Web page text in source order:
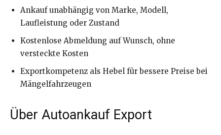
Ankauf unabhängig von Marke, Modell,
Laufleistung oder Zustand
Kostenlose Abmeldung auf Wunsch, ohne
versteckte Kosten
Exportkompetenz als Hebel für bessere Preise bei
Mängelfahrzeugen
Über Autoankauf Export